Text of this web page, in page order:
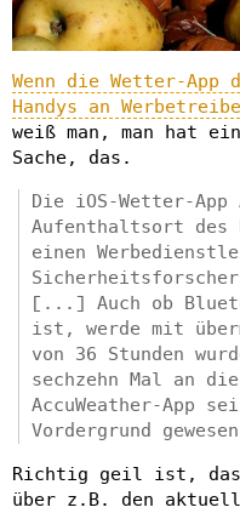
Wenn die Wetter-App
Handys an
weiß man, man hat
Sache, das.
Die iOS-Wetter-App
Aufenthaltsort des
einen
[...] Auch ob
ist, werde mit
von 36 Stunden
sechzehn Mal an
AccuWeather-App
Vordergrund
Richtig geil ist,
über z.B. den